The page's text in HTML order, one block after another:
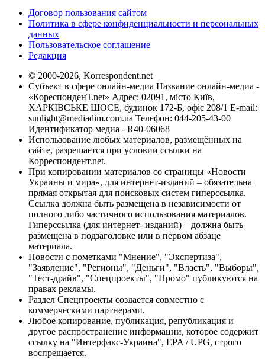
Договор пользования сайтом
Политика в сфере конфиденциальности и персональных
данных
Пользовательское соглашение
Редакция
© 2000-2026, Korrespondent.net
Субъект в сфере онлайн-медиа Название онлайн-медиа -
«КореспонденТ.net» Адрес: 02091, місто Київ,
ХАРКІВСЬКЕ ШОСЕ, будинок 172-Б, офіс 208/1 E-mail:
sunlight@mediadim.com.ua Телефон: 044-205-43-00
Идентификатор медиа - R40-06068
Использование любых материалов, размещённых на
сайте, разрешается при условии ссылки на
Корреспондент.net.
При копировании материалов со страницы «Новости
Украины и мира», для интернет-изданий – обязательна
прямая открытая для поисковых систем гиперссылка.
Ссылка должна быть размещена в независимости от
полного либо частичного использования материалов.
Гиперссылка (для интернет- изданий) – должна быть
размещена в подзаголовке или в первом абзаце
материала.
Новости с пометками "Мнение", "Экспертиза",
"Заявление", "Регионы", "Деньги", "Власть", "Выборы",
"Тест-драйв", "Спецпроекты", "Промо" публикуются на
правах рекламы.
Раздел Спецпроекты создается совместно с
коммерческими партнерами.
Любое копирование, публикация, републикация и
другое распространение информации, которое содержит
ссылку на "Интерфакс-Украина", EPA / UPG, строго
воспрещается.